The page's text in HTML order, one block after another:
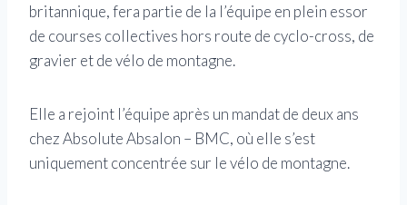
britannique, fera partie de la l’équipe en plein essor
de courses collectives hors route de cyclo-cross, de
gravier et de vélo de montagne.
Elle a rejoint l’équipe après un mandat de deux ans
chez Absolute Absalon – BMC, où elle s’est
uniquement concentrée sur le vélo de montagne.